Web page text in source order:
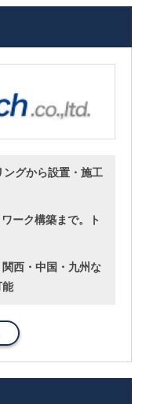
グから設置・施工
ーク構築まで。ト
西・中国・九州な
能